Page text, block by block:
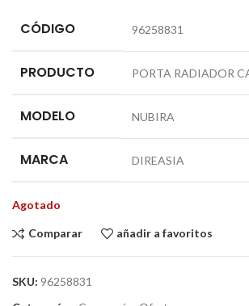
CÓDIGO 96258831
PRODUCTO PORTA RADIADOR
MODELO NUBIRA
MARCA DIREASIA
Agotado
Comparar añadir a favoritos
SKU: 96258831